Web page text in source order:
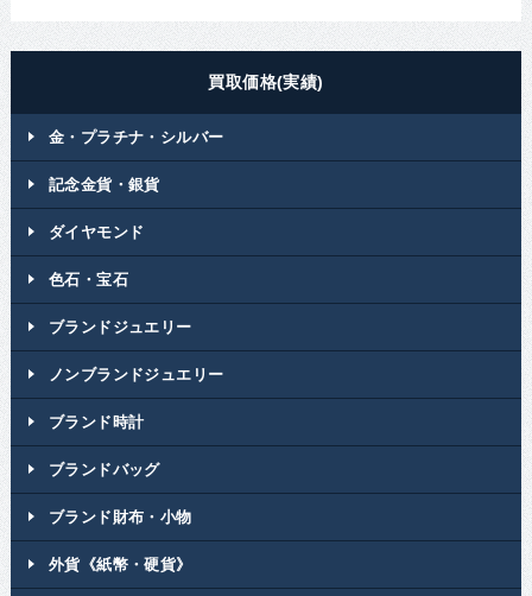
買取価格(実績)
金・プラチナ・シルバー
記念金貨・銀貨
ダイヤモンド
色石・宝石
ブランドジュエリー
ノンブランドジュエリー
ブランド時計
ブランドバッグ
ブランド財布・小物
外貨《紙幣・硬貨》